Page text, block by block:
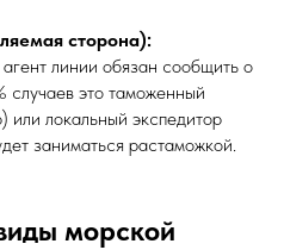
сторона):
линии обязан сообщить о
случаев это таможенный
или локальный экспедитор
заниматься растаможкой.
морской